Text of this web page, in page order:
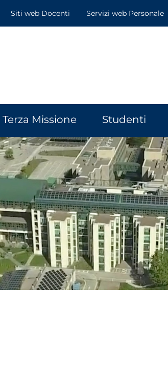
Siti web Docenti Servizi web Personale
Terza Missione Studenti